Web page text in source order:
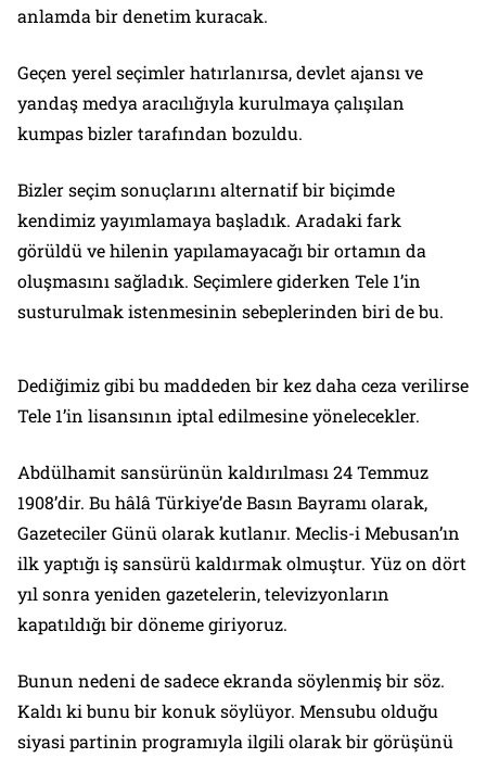
anlamda bir denetim kuracak.
Geçen yerel seçimler hatırlanırsa, devlet ajansı ve
yandaş medya aracılığıyla kurulmaya çalışılan
kumpas bizler tarafından bozuldu.
Bizler seçim sonuçlarını alternatif bir biçimde
kendimiz yayımlamaya başladık. Aradaki fark
görüldü ve hilenin yapılamayacağı bir ortamın da
oluşmasını sağladık. Seçimlere giderken Tele 1’in
susturulmak istenmesinin sebeplerinden biri de bu.
Dediğimiz gibi bu maddeden bir kez daha ceza verilirse
Tele 1’in lisansının iptal edilmesine yönelecekler.
Abdülhamit sansürünün kaldırılması 24 Temmuz
1908’dir. Bu hâlâ Türkiye’de Basın Bayramı olarak,
Gazeteciler Günü olarak kutlanır. Meclis-i Mebusan’ın
ilk yaptığı iş sansürü kaldırmak olmuştur. Yüz on dört
yıl sonra yeniden gazetelerin, televizyonların
kapatıldığı bir döneme giriyoruz.
Bunun nedeni de sadece ekranda söylenmiş bir söz.
Kaldı ki bunu bir konuk söylüyor. Mensubu olduğu
siyasi partinin programıyla ilgili olarak bir görüşünü